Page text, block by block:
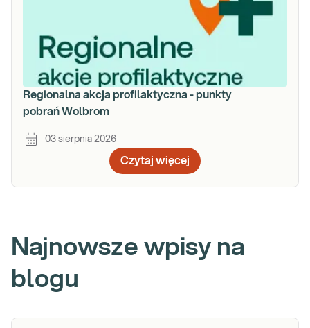
Regionalna akcja profilaktyczna - punkty
pobrań Wolbrom
03 sierpnia 2026
Czytaj więcej
Najnowsze wpisy na
blogu